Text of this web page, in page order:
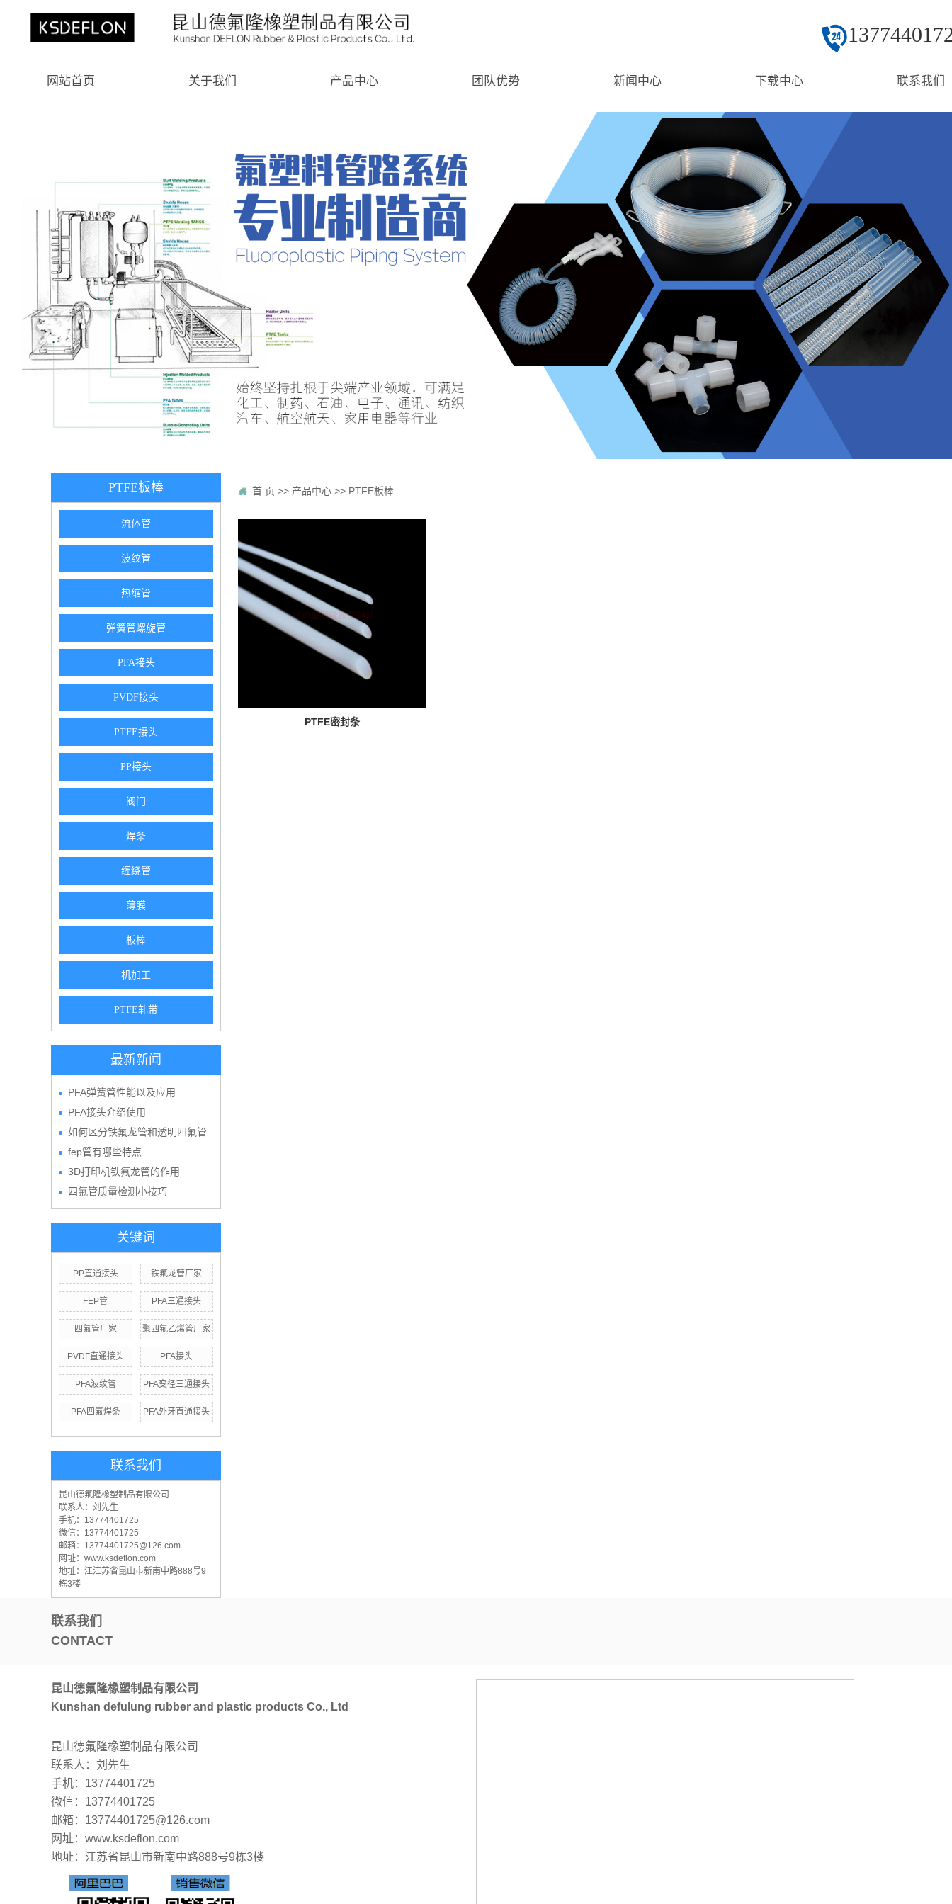
网站首页 关于我们 产品中心 团队优势 新闻中心 下载中心 联系我们
PTFE板棒
流体管
波纹管
热缩管
弹簧管螺旋管
PFA接头
PVDF接头
PTFE接头
PP接头
阀门
焊条
缠绕管
薄膜
板棒
机加工
PTFE轧带
最新新闻
PFA弹簧管性能以及应用
PFA接头介绍使用
如何区分铁氟龙管和透明四氟管
fep管有哪些特点
3D打印机铁氟龙管的作用
四氟管质量检测小技巧
关键词
PP直通接头 铁氟龙管厂家
FEP管 PFA三通接头
四氟管厂家 聚四氟乙烯管厂家
PVDF直通接头 PFA接头
PFA波纹管 PFA变径三通接头
PFA四氟焊条 PFA外牙直通接头
联系我们
昆山德氟隆橡塑制品有限公司
联系人：刘先生
手机：13774401725
微信：13774401725
邮箱：13774401725@126.com
网址：www.ksdeflon.com
地址：江江苏省昆山市新南中路888号9
栋3楼
首 页 >> 产品中心 >> PTFE板棒
PTFE密封条
联系我们
CONTACT
昆山德氟隆橡塑制品有限公司
Kunshan defulung rubber and plastic products Co., Ltd
昆山德氟隆橡塑制品有限公司
联系人：刘先生
手机：13774401725
微信：13774401725
邮箱：13774401725@126.com
网址：www.ksdeflon.com
地址： 江苏省昆山市新南中路888号9栋3楼